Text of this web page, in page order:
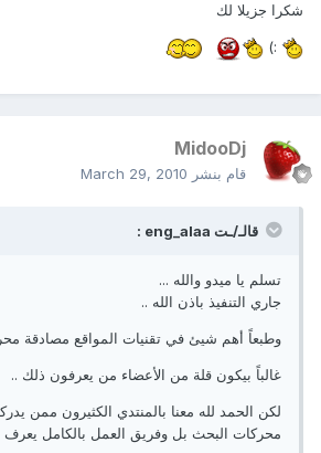
شكرا جزيلا لك
:)
MidooDj
قام بنشر March 29, 2010
قالـ/ـت eng_alaa :
تسلم يا ميدو والله ...
جاري التنفيذ باذن الله ..
وطبعاً أهم شيئ في تقنيات المواقع مصادقة
غالباً بيكون قلة من الأعضاء من يعرفون ذلك ..
لكن الحمد لله معنا بالمنتدي الكثيرون ممن
محركات البحث بل وفريق العمل بالكامل يعرف